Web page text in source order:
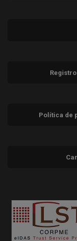
Política de